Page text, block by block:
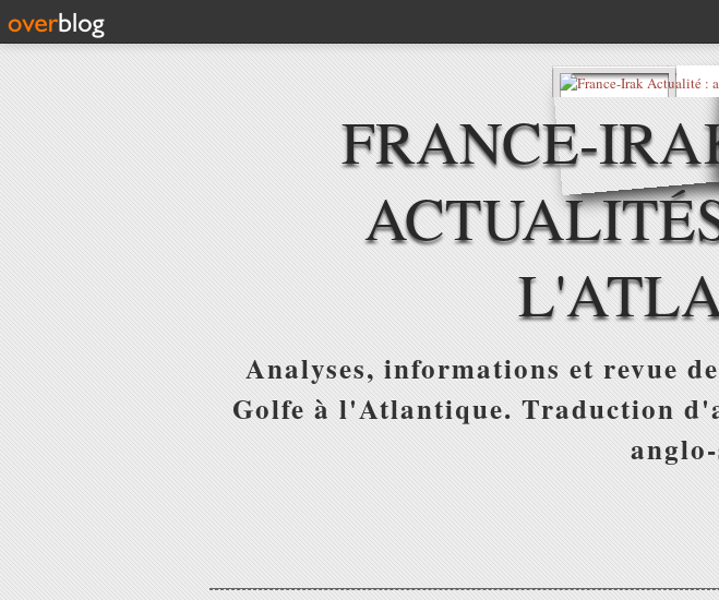
FRANCE-
Analyses, informations et revue
Golfe à l'Atlantique. Traduction